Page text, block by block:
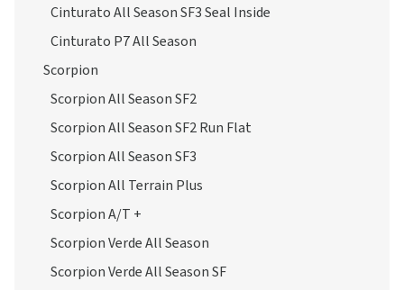
Cinturato All Season SF3 Seal Inside
Cinturato P7 All Season
Scorpion
Scorpion All Season SF2
Scorpion All Season SF2 Run Flat
Scorpion All Season SF3
Scorpion All Terrain Plus
Scorpion A/T +
Scorpion Verde All Season
Scorpion Verde All Season SF